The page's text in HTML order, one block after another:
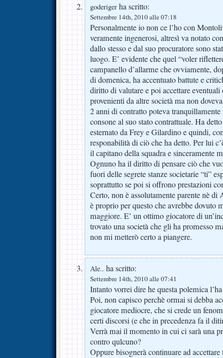
goderiger ha scritto:
Settembre 14th, 2010 alle 07:18
Personalmente io non ce l’ho con
veramente ingenerosi, altresì va notato
dallo stesso e dal suo procuratore sono
luogo. E’ evidente che quel “voler
campanello d’allarme che ovviamente,
di domenica, ha accentuato battute e
diritto di valutare e poi accettare
provenienti da altre società ma non
2 anni di contratto poteva
consone al suo stato contrattuale. Ha
esternato da Frey e Gilardino e quindi,
responabilità di ciò che ha detto. Per lui
il capitano della squadra e sinceramente
Ognuno ha il diritto di pensare ciò che
fuori delle segrete stanze societarie “ti”
soprattutto se poi si offrono prestazioni
Certo, non è assolutamente parente nè
è proprio per questo che avrebbe dovuto
maggiore. E’ un ottimo giocatore di
trovato una società che gli ha promesso
non mi metterò certo a piangere.
Ale.. ha scritto:
Settembre 14th, 2010 alle 07:41
Intanto vorrei dire he questa polemica
Poi, non capisco perchè ormai si debba
giocatore mediocre, che si crede un
certi discorsi (e che in precedenza fa il
Verrà mai il momento in cui ci sarà una
contro qulcuno?
Oppure bisognerà continuare ad